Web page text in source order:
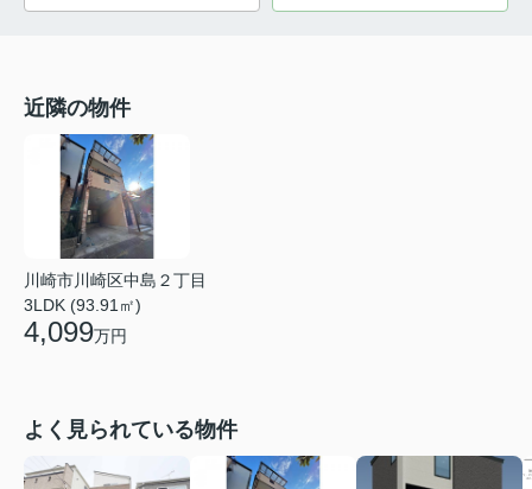
近隣の物件
川崎市川崎区中島２丁目
3LDK (93.91㎡)
4,099万円
よく見られている物件